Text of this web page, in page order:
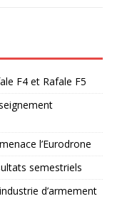
F4 et Rafale F5
l’Eurodrone
semestriels
d’armement